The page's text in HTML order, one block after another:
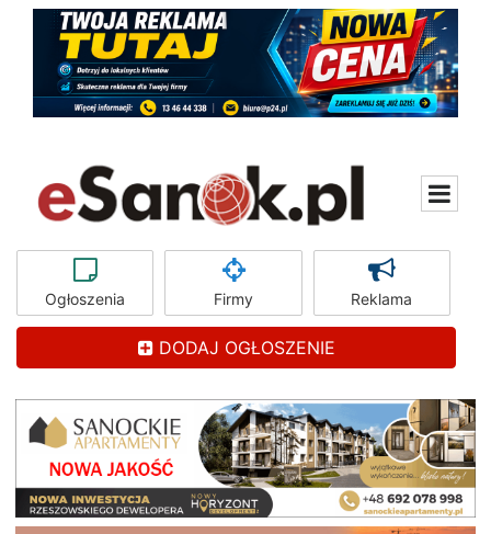
Ogłoszenia Firmy Reklama
DODAJ OGŁOSZENIE